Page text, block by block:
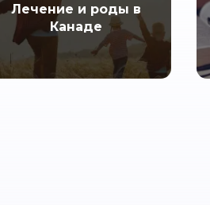
Лечение и роды в
Канаде